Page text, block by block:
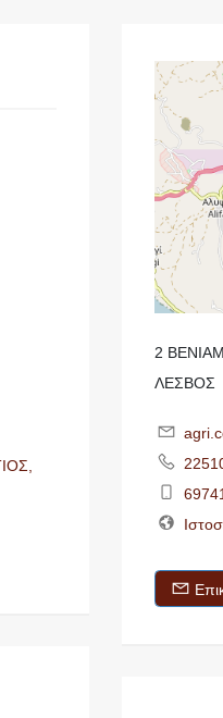
2
ΛΕΣΒΟΣ